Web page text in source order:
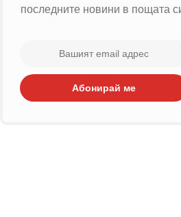
последните новини в пощата
Абонирай ме